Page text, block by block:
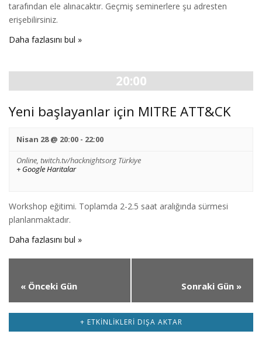
tarafından ele alınacaktır. Geçmiş seminerlere şu adresten
erişebilirsiniz.
Daha fazlasını bul »
20:00
Yeni başlayanlar için MITRE ATT&CK
Nisan 28 @ 20:00 - 22:00
Online, twitch.tv/hacknightsorg Türkiye
+ Google Haritalar
Workshop eğitimi. Toplamda 2-2.5 saat aralığında sürmesi
planlanmaktadır.
Daha fazlasını bul »
« Önceki Gün Sonraki Gün »
+ ETKINLIKLERI DIŞA AKTAR